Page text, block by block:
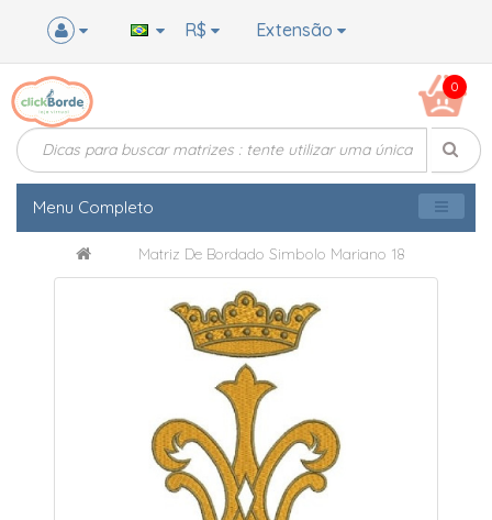
Extensão
R$
0
Menu Completo
Matriz De Bordado Simbolo Mariano 18